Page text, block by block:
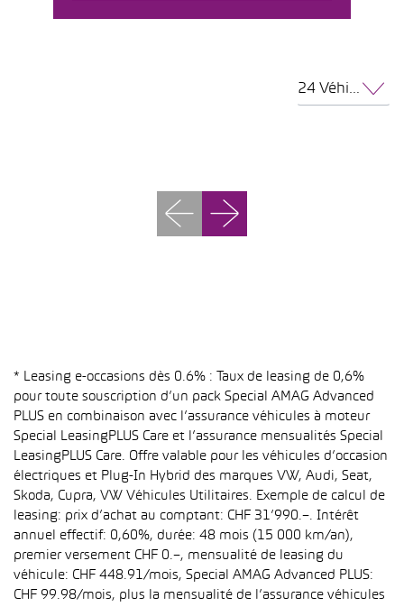
24 Véhicules par page
* Leasing e-occasions dès 0.6% : Taux de leasing de 0,6%
pour toute souscription d’un pack Special AMAG Advanced
PLUS en combinaison avec l’assurance véhicules à moteur
Special LeasingPLUS Care et l’assurance mensualités Special
LeasingPLUS Care. Offre valable pour les véhicules d’occasion
électriques et Plug-In Hybrid des marques VW, Audi, Seat,
Skoda, Cupra, VW Véhicules Utilitaires. Exemple de calcul de
leasing: prix d’achat au comptant: CHF 31’990.–. Intérêt
annuel effectif: 0,60%, durée: 48 mois (15 000 km/an),
premier versement CHF 0.–, mensualité de leasing du
véhicule: CHF 448.91/mois, Special AMAG Advanced PLUS:
CHF 99.98/mois, plus la mensualité de l’assurance véhicules